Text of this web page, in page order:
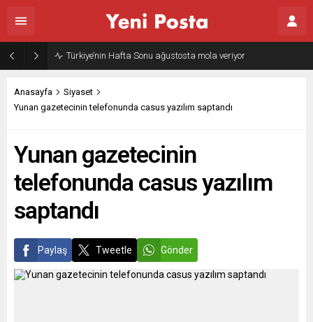
Türkiye’nin Hafta Sonu ağustosta mola veriyor
Anasayfa
Siyaset
Yunan gazetecinin telefonunda casus yazılım saptandı
Yunan gazetecinin
telefonunda casus yazılım
saptandı
Paylaş Tweetle Gönder